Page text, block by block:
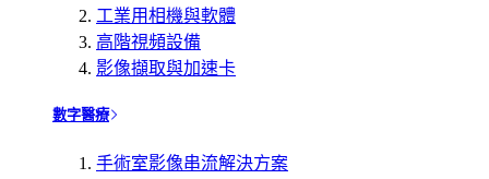
工業用相機與軟體
高階視頻設備
影像擷取與加速卡
數字醫療
手術室影像串流解決方案